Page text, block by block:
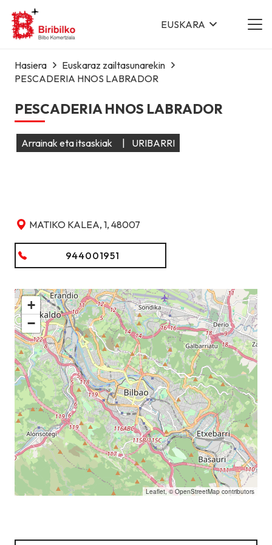
EUSKARA
Hasiera
Euskaraz zailtasunarekin
PESCADERIA HNOS LABRADOR
PESCADERIA HNOS LABRADOR
Arrainak eta itsaskiak | URIBARRI
MATIKO KALEA, 1, 48007
944001951
+
−
Leaflet, ©OpenStreetMapcontributors